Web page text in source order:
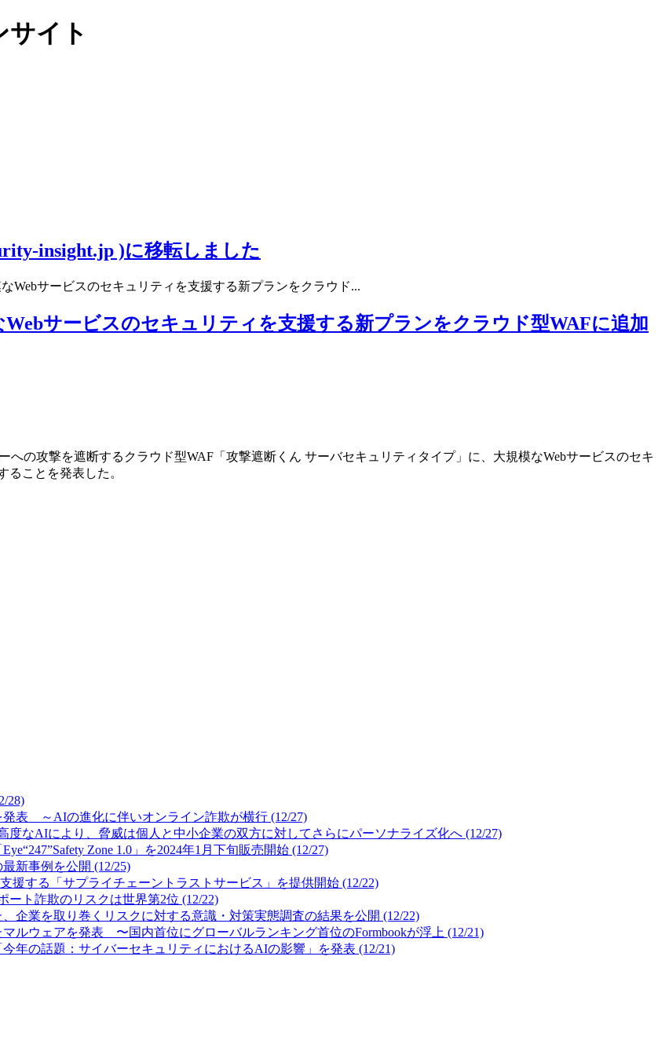
サイト
insight.jp )に移転しました
Webサービスのセキュリティを支援する新プランをクラウド...
サービスのセキュリティを支援する新プランをクラウド型WAFに追加
への攻撃を遮断するクラウド型WAF「攻撃遮断くん サーバセキュリティタイプ」に、大規模なWebサービスのセキ
ることを発表した。
28)
表 ～AIの進化に伴いオンライン詐欺が横行 (12/27)
なAIにより、脅威は個人と中小企業の双方に対してさらにパーソナライズ化へ (12/27)
Zone 1.0」を2024年1月下旬販売開始 (12/27)
新事例を公開 (12/25)
する「サプライチェーントラストサービス」を提供開始 (12/22)
ト詐欺のリスクは世界第2位 (12/22)
企業を取り巻くリスクに対する意識・対策実態調査の結果を公開 (12/22)
ルウェアを発表 〜国内首位にグローバルランキング首位のFormbookが浮上 (12/21)
年の話題：サイバーセキュリティにおけるAIの影響」を発表 (12/21)